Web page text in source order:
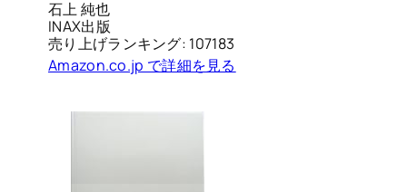
石上 純也
INAX出版
売り上げランキング: 107183
Amazon.co.jp で詳細を見る